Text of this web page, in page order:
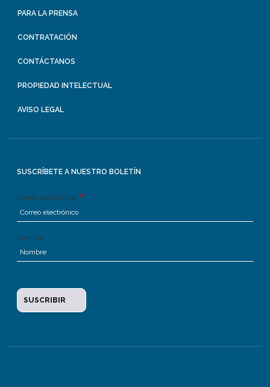
PARA LA PRENSA
CONTRATACIÓN
CONTÁCTANOS
PROPIEDAD INTELECTUAL
AVISO LEGAL
SUSCRÍBETE A NUESTRO BOLETÍN
Correo electrónico
Nombre